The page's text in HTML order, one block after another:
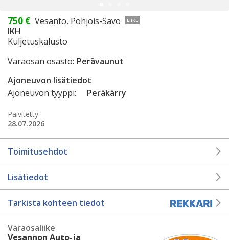
750 € Vesanto, Pohjois-Savo LIIKE
IKH
Kuljetuskalusto
Varaosan osasto: Perävaunut
Ajoneuvon lisätiedot
Ajoneuvon tyyppi:
Peräkärry
Päivitetty:
28.07.2026
Toimitusehdot
Lisätiedot
Tarkista kohteen tiedot
Varaosaliike
Vesannon Auto-ja